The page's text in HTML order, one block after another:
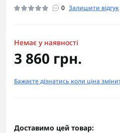
0 Залишити відгук
Немає у наявності
3 860 грн.
Бажаєте дізнатись коли ціна
Доставимо цей товар: